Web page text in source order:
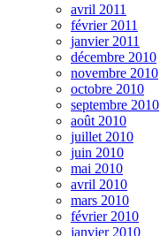
avril 2011
février 2011
janvier 2011
décembre 2010
novembre 2010
octobre 2010
septembre 2010
août 2010
juillet 2010
juin 2010
mai 2010
avril 2010
mars 2010
février 2010
janvier 2010